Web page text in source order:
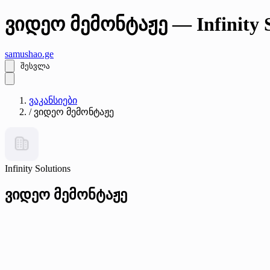
ვიდეო მემონტაჟე — Infinity
samushao.ge
შესვლა
ვაკანსიები
/ ვიდეო მემონტაჟე
Infinity Solutions
ვიდეო მემონტაჟე